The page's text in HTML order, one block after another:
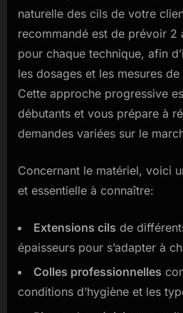
naturelle des cils de votre
recommandé est de prévoir
pour chaque technique, afin
les dosages et les mesures
Cette approche progressive
débutants et vous prépare à
demandes variées sur le
Concernant le matériel, voici
et essentielle à connaître:
Extensions cils de
épaisseurs pour s’adapter à
Colles professionnelles
conditions d’hygiène et les